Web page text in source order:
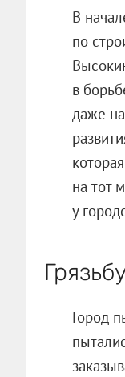
В
по
в
даже
на тот
у
Город